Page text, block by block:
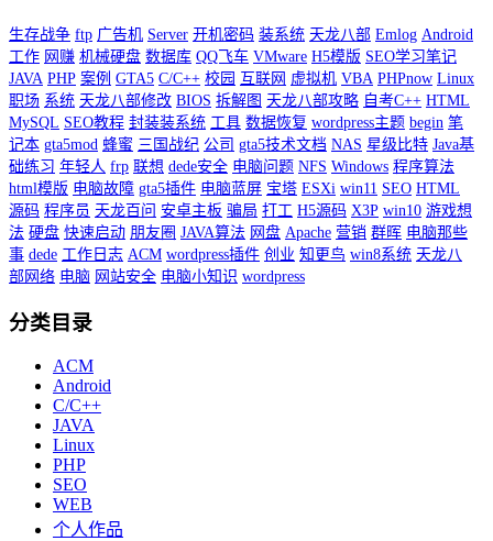
生存战争 ftp 广告机 Server 开机密码 装系统 天龙八部 Emlog Android
工作 网赚 机械硬盘 数据库 QQ飞车 VMware H5模版 SEO学习笔记
JAVA PHP 案例 GTA5 C/C++ 校园 互联网 虚拟机 VBA PHPnow Linux
职场 系统 天龙八部修改 BIOS 拆解图 天龙八部攻略 自考C++ HTML
MySQL SEO教程 封装装系统 工具 数据恢复 wordpress主题 begin 笔
记本 gta5mod 蜂蜜 三国战纪 公司 gta5技术文档 NAS 星级比特 Java基
础练习 年轻人 frp 联想 dede安全 电脑问题 NFS Windows 程序算法
html模版 电脑故障 gta5插件 电脑蓝屏 宝塔 ESXi win11 SEO HTML
源码 程序员 天龙百问 安卓主板 骗局 打工 H5源码 X3P win10 游戏想
法 硬盘 快速启动 朋友圈 JAVA算法 网盘 Apache 营销 群晖 电脑那些
事 dede 工作日志 ACM wordpress插件 创业 知更鸟 win8系统 天龙八
部网络 电脑 网站安全 电脑小知识 wordpress
分类目录
ACM
Android
C/C++
JAVA
Linux
PHP
SEO
WEB
个人作品